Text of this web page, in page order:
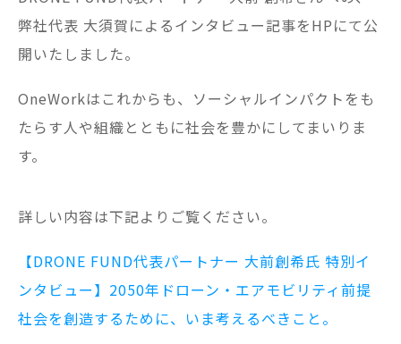
弊社代表 大須賀によるインタビュー記事をHPにて公
開いたしました。
OneWorkはこれからも、ソーシャルインパクトをも
たらす人や組織とともに社会を豊かにしてまいりま
す。
詳しい内容は下記よりご覧ください。
【DRONE FUND代表パートナー 大前創希氏 特別イ
ンタビュー】2050年ドローン・エアモビリティ前提
社会を創造するために、いま考えるべきこと。